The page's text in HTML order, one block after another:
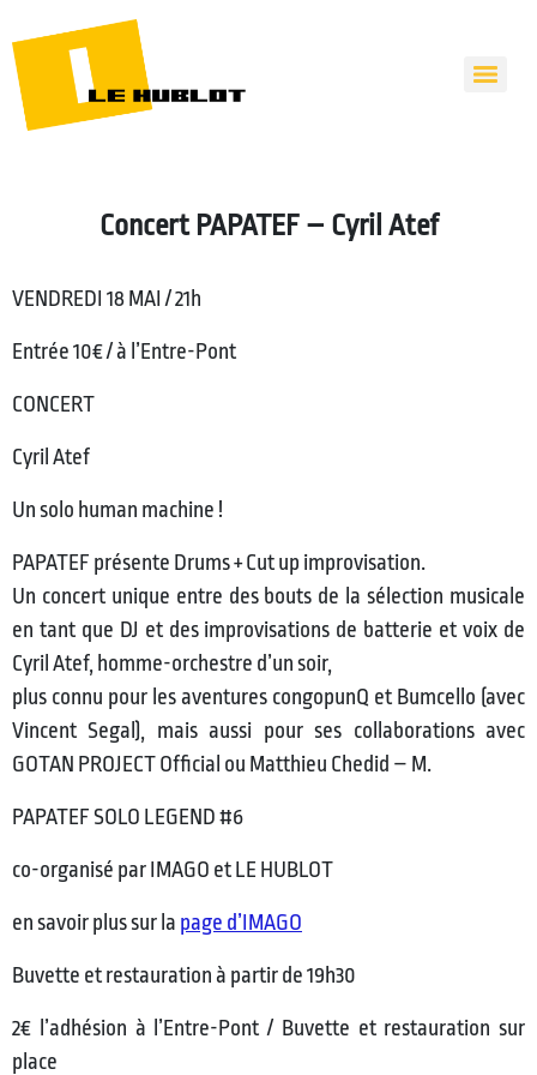
Concert PAPATEF – Cyril Atef
VENDREDI 18 MAI / 21h
Entrée 10€ / à l’Entre-Pont
CONCERT
Cyril Atef
Un solo human machine !
PAPATEF présente Drums + Cut up improvisation.
Un concert unique entre des bouts de la sélection musicale
en tant que DJ et des improvisations de batterie et voix de
Cyril Atef, homme-orchestre d’un soir,
plus connu pour les aventures congopunQ et Bumcello (avec
Vincent Segal), mais aussi pour ses collaborations avec
GOTAN PROJECT Official ou Matthieu Chedid – M.
PAPATEF SOLO LEGEND #6
co-organisé par IMAGO et LE HUBLOT
en savoir plus sur la page d’IMAGO
Buvette et restauration à partir de 19h30
2€ l’adhésion à l’Entre-Pont / Buvette et restauration sur
place